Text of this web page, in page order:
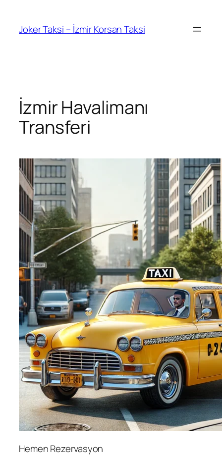
Joker Taksi – İzmir Korsan Taksi
İzmir Havalimanı
Transferi
Hemen Rezervasyon